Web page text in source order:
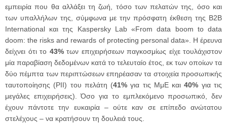
εμπειρία που θα αλλάξει τη ζωή, τόσο των πελατών της, όσο και
των υπαλλήλων της, σύμφωνα με την πρόσφατη έκθεση της B2B
International και της Kaspersky Lab «From data boom to data
doom: the risks and rewards of protecting personal data». Η έρευνα
δείχνει ότι το 43%των επιχειρήσεων παγκοσμίως είχε τουλάχιστον
μία παραβίαση δεδομένων κατά το τελευταίο έτος, εκ των οποίων τα
δύο πέμπτα των περιπτώσεων επηρέασαν τα στοιχεία προσωπικής
ταυτοποίησης (PII) του πελάτη (41% για τις ΜμΕ και40% για τις
μεγάλες επιχειρήσεις). Όσο για το εμπλεκόμενο προσωπικό, δεν
έχουν πάντοτε την ευκαιρία – ούτε καν σε επίπεδο ανώτατου
στελέχους – να κρατήσουν τη δουλειά τους.